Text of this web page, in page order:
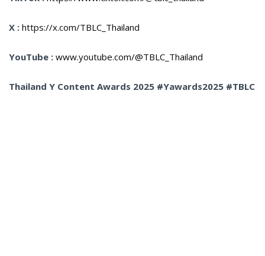
X : https://x.com/TBLC_Thailand
YouTube : www.youtube.com/@TBLC_Thailand
Thailand Y Content Awards 2025 #Yawards2025 #TBLC